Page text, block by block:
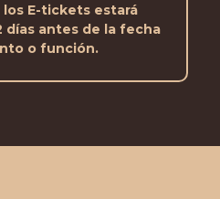
los E-tickets estará
días antes de la fecha
o función.